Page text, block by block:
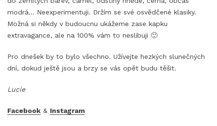
modrá… Neexperimentuji. Držím se své osvědčené klasiky.
Možná si někdy v budoucnu ukážeme zase kapku
extravagance, ale na 100% vám to neslibuji 🙂
Pro dnešek by to bylo všechno. Užívejte hezkých slunečných
dní, dokud ještě jsou a brzy se vás opět budu těšit.
Lucie
Facebook & Instagram